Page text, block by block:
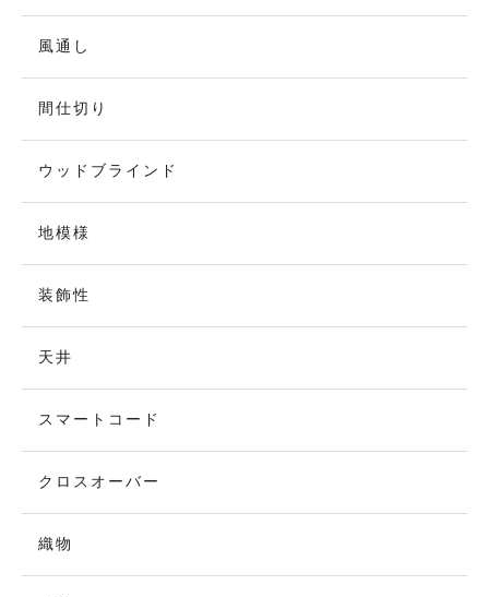
風通し
間仕切り
ウッドブラインド
地模様
装飾性
天井
スマートコード
クロスオーバー
織物